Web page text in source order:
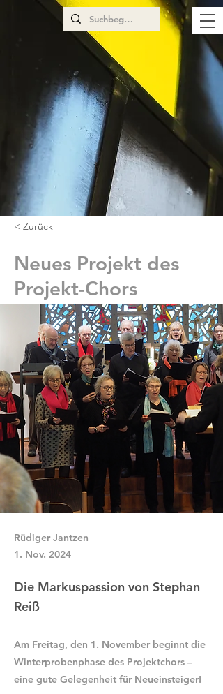
< Zurück
Neues Projekt des
Projekt-Chors
Rüdiger Jantzen
1. Nov. 2024
Die Markuspassion von Stephan
Reiß
Am Freitag, den 1. November beginnt die
Winterprobenphase des Projektchors –
eine gute Gelegenheit für Neueinsteiger!